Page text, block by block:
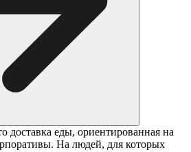
еды, ориентированная на
На людей, для которых